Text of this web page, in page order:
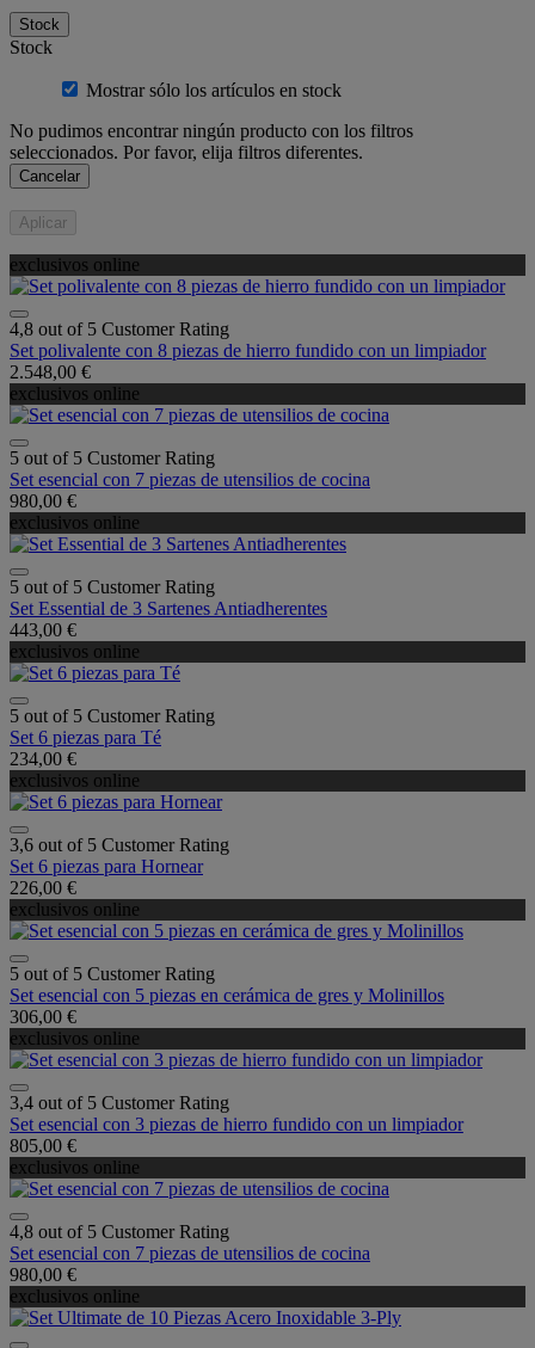
Stock
Stock
Mostrar sólo los artículos en stock
No pudimos encontrar ningún producto con los filtros
seleccionados. Por favor, elija filtros diferentes.
Cancelar
Aplicar
exclusivos online
4,8 out of 5 Customer Rating
Set polivalente con 8 piezas de hierro fundido con un limpiador
2.548,00 €
exclusivos online
5 out of 5 Customer Rating
Set esencial con 7 piezas de utensilios de cocina
980,00 €
exclusivos online
5 out of 5 Customer Rating
Set Essential de 3 Sartenes Antiadherentes
443,00 €
exclusivos online
5 out of 5 Customer Rating
Set 6 piezas para Té
234,00 €
exclusivos online
3,6 out of 5 Customer Rating
Set 6 piezas para Hornear
226,00 €
exclusivos online
5 out of 5 Customer Rating
Set esencial con 5 piezas en cerámica de gres y Molinillos
306,00 €
exclusivos online
3,4 out of 5 Customer Rating
Set esencial con 3 piezas de hierro fundido con un limpiador
805,00 €
exclusivos online
4,8 out of 5 Customer Rating
Set esencial con 7 piezas de utensilios de cocina
980,00 €
exclusivos online